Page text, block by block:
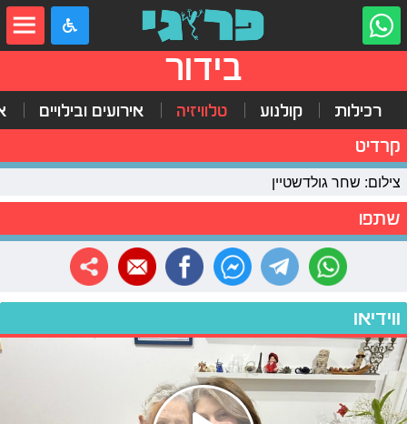
בידור
רכילות קולנוע טלוויזיה אירועים ובילויים
קרדיט
צילום: שחר גולדשטיין
שתפו
ווידיאו